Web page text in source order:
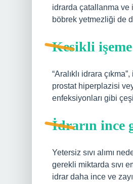
idrarda çatallanma ve
böbrek yetmezliği de
Kesikli
“Aralıklı idrara
prostat hiperplazisi
enfeksiyonları gibi
İdrarın ince
Yetersiz sıvı alımı
gerekli miktarda sıvı
idrar daha ince ve